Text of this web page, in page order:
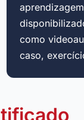
como
caso,